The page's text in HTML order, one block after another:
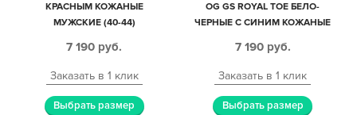
КРАСНЫМ КОЖАНЫЕ
МУЖСКИЕ (40-44)
7 190 руб.
Заказать в 1 клик
Выбрать размер
OG GS ROYAL TOE БЕЛО-
ЧЕРНЫЕ С СИНИМ КОЖАНЫЕ
7 190 руб.
Заказать в 1 клик
Выбрать размер